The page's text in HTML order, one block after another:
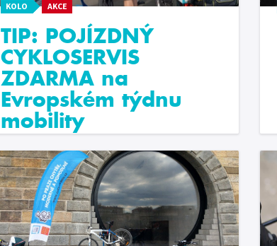
KOLO AKCE
TIP: POJÍZDNÝ
CYKLOSERVIS
ZDARMA na
Evropském týdnu
mobility